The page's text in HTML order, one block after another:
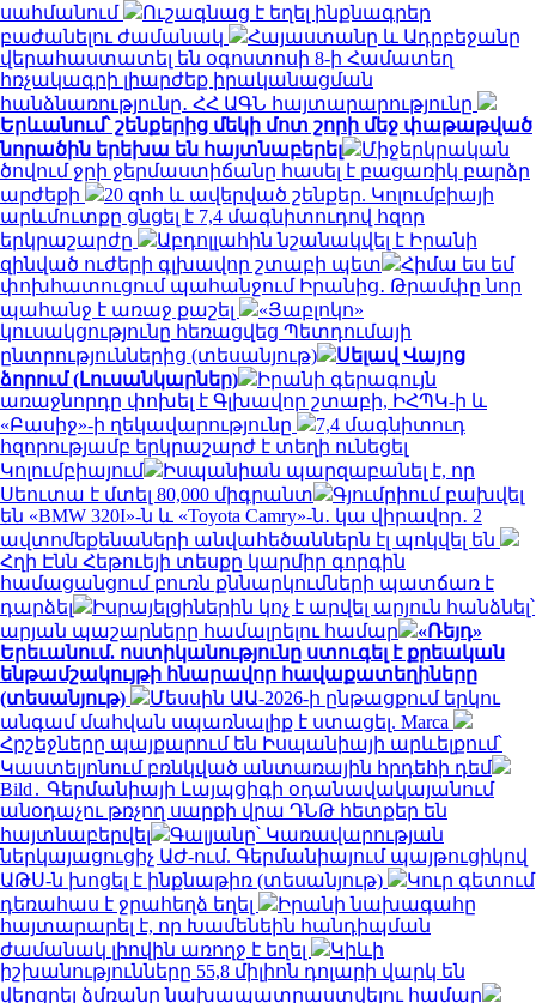
սահմանում
Ուշագնաց է եղել ինքնագրեր
բաժանելու ժամանակ
Հայաստանը և Ադրբեջանը
վերահաստատել են օգոստոսի 8-ի Համատեղ
հռչակագրի լիարժեք իրականացման
հանձնառությունը․ ՀՀ ԱԳՆ հայտարարությունը
Երևանում՝ շենքերից մեկի մոտ շորի մեջ փաթաթված
նորածին երեխա են հայտնաբերել
Միջերկրական
ծովում ջրի ջերմաստիճանը հասել է բացառիկ բարձր
արժեքի
20 զոհ և ավերված շենքեր. Կոլումբիայի
արևմուտքը ցնցել է 7,4 մագնիտուդով հզոր
երկրաշարժը
Աբդոլլահին նշանակվել է Իրանի
զինված ուժերի գլխավոր շտաբի պետ
Հիմա ես եմ
փոխհատուցում պահանջում Իրանից․ Թրամփը նոր
պահանջ է առաջ քաշել
«Յաբլոկո»
կուսակցությունը հեռացվեց Պետդումայի
ընտրություններից (տեսանյութ)
Սելավ Վայոց
ձորում (Լուսանկարներ)
Իրանի գերագույն
առաջնորդը փոխել է Գլխավոր շտաբի, ԻՀՊԿ-ի և
«Բասիջ»-ի ղեկավարությունը
7,4 մագնիտուդ
հզորությամբ երկրաշարժ է տեղի ունեցել
Կոլումբիայում
Իսպանիան պարզաբանել է, որ
Սեուտա է մտել 80,000 միգրանտ
Գյումրիում բախվել
են «BMW 320I»-ն և «Toyota Camry»-ն․ կա վիրավոր․ 2
ավտոմեքենաների անվահեծաններն էլ պոկվել են
Հղի Էնն Հեթուեյի տեսքը կարմիր գորգին
համացանցում բուռն քննարկումների պատճառ է
դարձել
Իսրայելցիներին կոչ է արվել արյուն հանձնել՝
արյան պաշարները համալրելու համար
«Ռեյդ»
Երեւանում. ոստիկանությունը ստուգել է քրեական
ենթամշակույթի հնարավոր հավաքատեղիները
(տեսանյութ)
Մեսսին ԱԱ-2026-ի ընթացքում երկու
անգամ մահվան սպառնալիք է ստացել. Marca
Հրշեջները պայքարում են Իսպանիայի արևելքում՝
Կաստելյոնում բռնկված անտառային հրդեհի դեմ
Bild․ Գերմանիայի Լայպցիգի օդանավակայանում
անօդաչու թռչող սարքի վրա ԴՆԹ հետքեր են
հայտնաբերվել
Գալյանը՝ Կառավարության
ներկայացուցիչ ԱԺ-ում. Գերմանիայում պայթուցիկով
ԱԹՍ-ն խոցել է ինքնաթիռ (տեսանյութ)
Կուր գետում
դեռահաս է ջրահեղձ եղել
Իրանի նախագահը
հայտարարել է, որ Խամենեին հանդիպման
ժամանակ լիովին առողջ է եղել
Կիևի
իշխանությունները 55,8 միլիոն դոլարի վարկ են
վերցրել ձմռանը նախապատրաստվելու համար